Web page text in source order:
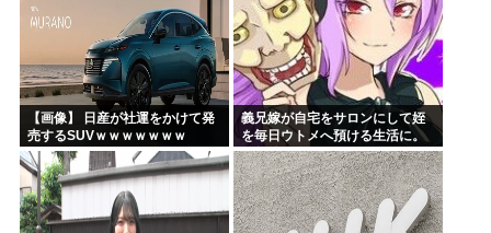
【画像】 日産が社運をかけて発
売するSUVｗｗｗｗｗｗｗ
義兄嫁が自宅をサロンにして姪
を毎日ウトメへ預ける生活に。
数年後、そのツケが一気に回っ
てきて…